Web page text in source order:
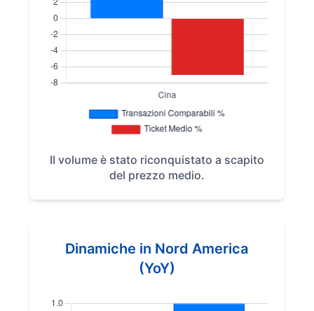
Il volume è stato riconquistato a scapito
del prezzo medio.
Dinamiche in Nord America
(YoY)